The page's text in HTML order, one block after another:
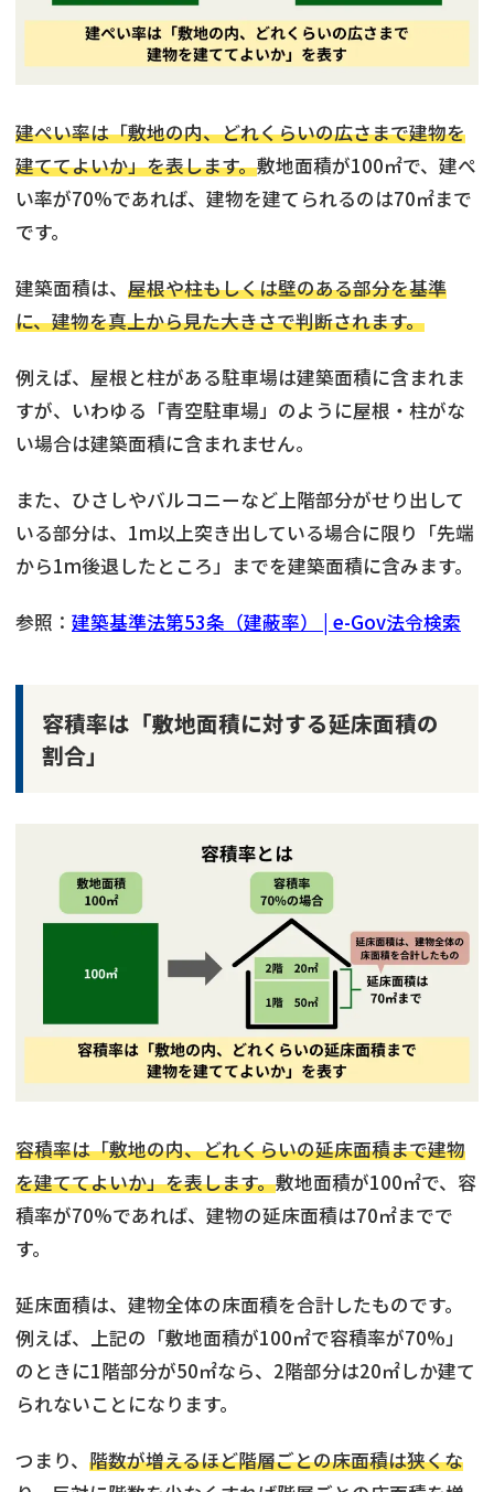
建ぺい率は「敷地の内、どれくらいの広さまで建物を
建ててよいか」を表します。敷地面積が100㎡で、建ぺ
い率が70%であれば、建物を建てられるのは70㎡まで
です。
建築面積は、 屋根や柱もしくは壁のある部分を基準
に、建物を真上から見た大きさで判断されます。
例えば、屋根と柱がある駐車場は建築面積に含まれま
すが、いわゆる「青空駐車場」のように屋根・柱がな
い場合は建築面積に含まれません。
また、ひさしやバルコニーなど上階部分がせり出して
いる部分は、1m以上突き出している場合に限り「先端
から1m後退したところ」までを建築面積に含みます。
参照： 建築基準法第53条（建蔽率） | e-Gov法令検索
容積率は「敷地面積に対する延床面積の
割合」
容積率は「敷地の内、どれくらいの延床面積まで建物
を建ててよいか」を表します。敷地面積が100㎡で、容
積率が70%であれば、建物の延床面積は70㎡までで
す。
延床面積は、建物全体の床面積を合計したものです。
例えば、上記の「敷地面積が100㎡で容積率が70%」
のときに1階部分が50㎡なら、2階部分は20㎡しか建て
られないことになります。
つまり、 階数が増えるほど階層ごとの床面積は狭くな